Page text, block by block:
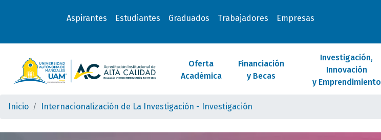
Aspirantes Estudiantes Graduados Trabajadores Empresas
Oferta
Académica
Financiación
y Becas
Investigación,
Innovación
y Emprendimiento
Inicio Internacionalización de La Investigación - Investigación